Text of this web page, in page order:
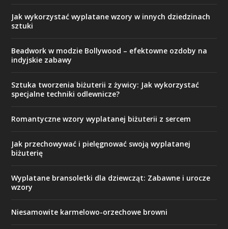
Jak wykorzystać wyplatane wzory w innych dziedzinach
sztuki
Beadwork w modzie Bollywood – efektowne ozdoby na
indyjskie zabawy
Sztuka tworzenia biżuterii z żywicy: Jak wykorzystać
specjalne techniki odlewnicze?
Romantyczne wzory wyplatanej biżuterii z sercem
Jak przechowywać i pielęgnować swoją wyplatanej
biżuterię
Wyplatane bransoletki dla dziewcząt: Zabawne i urocze
wzory
Niesamowite karmelowo-orzechowe browni